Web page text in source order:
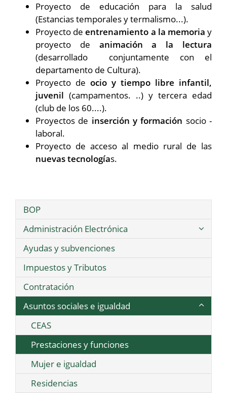
Proyecto de educación para la salud
(Estancias temporales y termalismo...).
Proyecto deentrenamiento a la memoria y
proyecto de animación a la lectura
(desarrollado conjuntamente con el
departamento de Cultura).
Proyecto de ocio y tiempo libre infantil,
juvenil (campamentos. ..) y tercera edad
(club de los 60....).
Proyectos de inserción y formación socio -
laboral.
Proyecto de acceso al medio rural de las
nuevas tecnologías.
BOP
Administración Electrónica
Ayudas y subvenciones
Impuestos y Tributos
Contratación
Asuntos sociales e igualdad
CEAS
Prestaciones y funciones
Mujer e igualdad
Residencias